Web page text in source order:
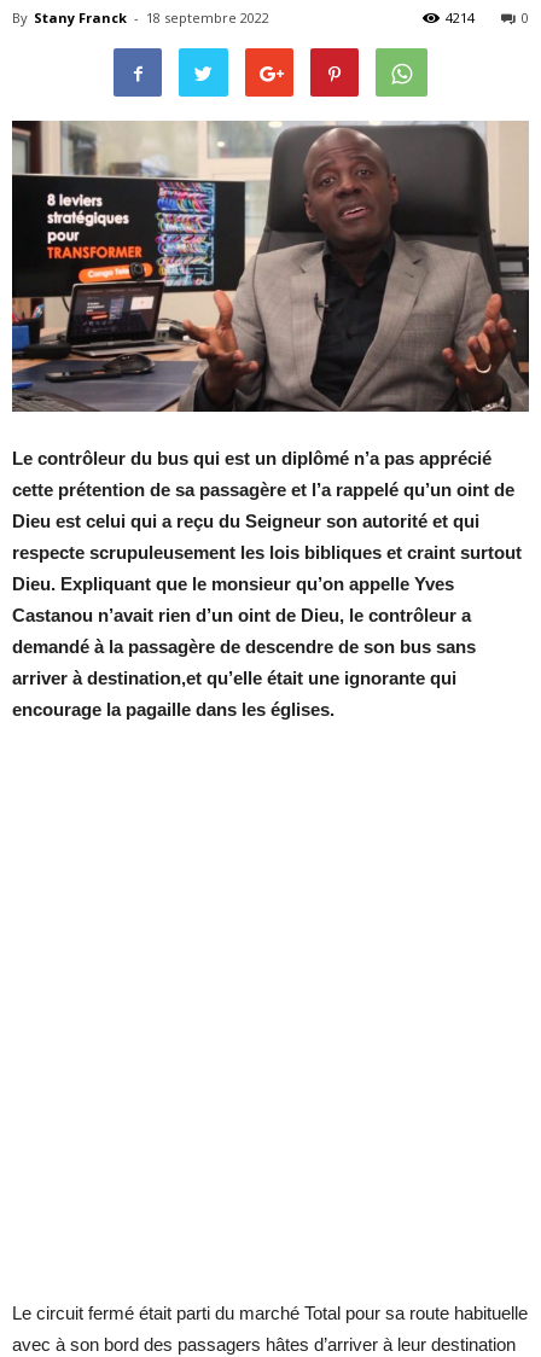
By Stany Franck - 18 septembre 2022 0
4214
Le contrôleur du bus qui est un diplômé n’a pas apprécié
cette prétention de sa passagère et l’a rappelé qu’un oint de
Dieu est celui qui a reçu du Seigneur son autorité et qui
respecte scrupuleusement les lois bibliques et craint surtout
Dieu. Expliquant que le monsieur qu’on appelle Yves
Castanou n’avait rien d’un oint de Dieu, le contrôleur a
demandé à la passagère de descendre de son bus sans
arriver à destination,et qu’elle était une ignorante qui
encourage la pagaille dans les églises.
Le circuit fermé était parti du marché Total pour sa route habituelle
avec à son bord des passagers hâtes d’arriver à leur destination